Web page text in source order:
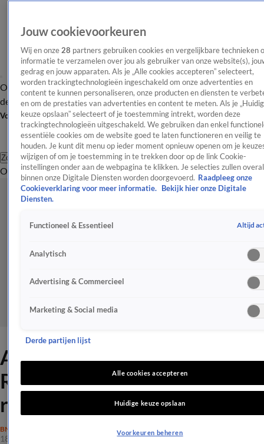
OverzichtAfleveringen Entertainment TV Algemeen
Tip
de redactieNieuwsbrief
Volg Shownieuws
Zoeken
OverzichtEntertainmentSpraakmakendRealityCrimeVideo's
Artiesten afgezegd in
Rotterdamse Kuip om deze
reden
BN'ERS
18 juli 2020, 23:31
Jouw cookievoorkeuren
Wij en onze 28 partners gebruiken cookies en vergelijkbare technieken
informatie te verzamelen over jou als gebruiker van onze website(s),
gedrag en jouw apparaten. Als je „Alle cookies accepteren” selecteert,
worden trackingtechnologieën ingeschakeld om onze advertenties en
content te kunnen personaliseren, onze producten en diensten te
en om de prestaties van advertenties en content te meten. Als je
keuze opslaan” selecteert of je toestemming intrekt, worden deze
trackingtechnologieën uitgeschakeld. We gebruiken dan enkel
essentiële cookies om de website goed te laten functioneren en veilig te
houden. Je kunt dit menu op ieder moment opnieuw openen om je
wijzigen of om je toestemming in te trekken door op de link Cookie-
instellingen onder aan de webpagina te klikken. Je selecties zullen overal
binnen onze Digitale Diensten worden doorgevoerd. Raadpleeg onze
Cookieverklaring voor meer informatie.
Bekijk hier onze Digitale
Diensten.
Functioneel & Essentieel Altijd
Analytisch
Advertising & Commercieel
Marketing & Social media
Derde partijen lijst
Alle cookies accepteren
Huidige keuze opslaan
Voorkeuren beheren